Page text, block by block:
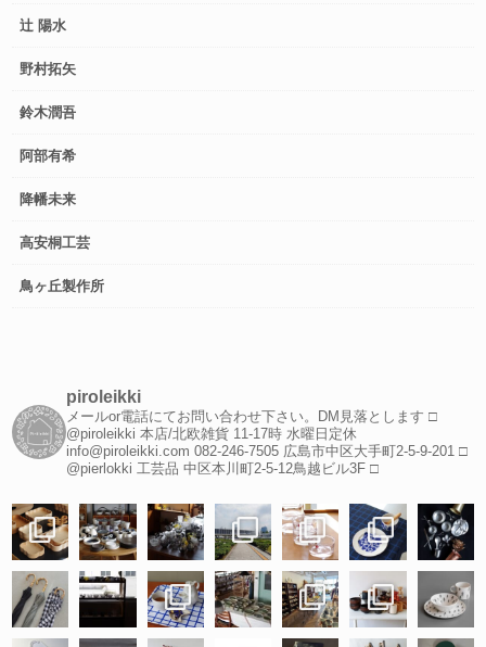
辻 陽水
野村拓矢
鈴木潤吾
阿部有希
降幡未来
高安桐工芸
鳥ヶ丘製作所
piroleikki
メールor電話にてお問い合わせ下さい。DM見落とします □
@piroleikki 本店/北欧雑貨 11-17時 水曜日定休
info@piroleikki.com 082-246-7505 広島市中区大手町2-5-9-201 □
@pierlokki 工芸品 中区本川町2-5-12鳥越ビル3F □